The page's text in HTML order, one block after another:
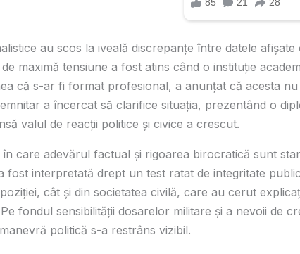
au scos la iveală discrepanțe între datele
maximă tensiune a fost atins când o instituție
că s-ar fi format profesional, a anunțat că acesta
a încercat să clarifice situația, prezentând o
valul de reacții politice și civice a crescut.
care adevărul factual și rigoarea birocratică sunt
fost interpretată drept un test ratat de integritate
cât și din societatea civilă, care au cerut
fondul sensibilității dosarelor militare și a nevoii de
politică s-a restrâns vizibil.